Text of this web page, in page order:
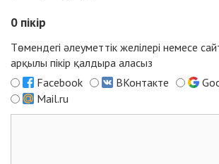
0 пікір
Төмендегі әлеуметтік желілері немесе
арқылы пікір қалдыра аласыз
Facebook
ВКонтакте
Mail.ru